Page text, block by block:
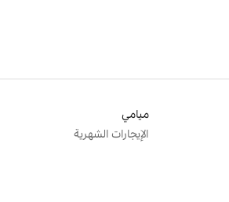
ميامي
الإيجارات الشهرية